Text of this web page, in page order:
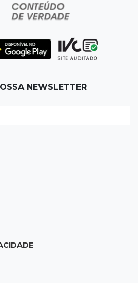
com o Basalt; veja onde
fora do comum
premiada no Paìs
do MEC a cursos de
NEWSLETTER